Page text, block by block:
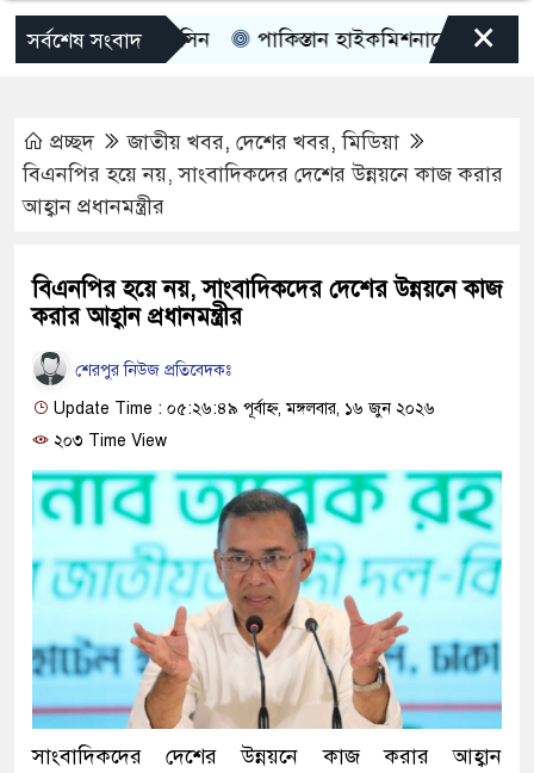
সর্বশেষ সংবাদ
কাজী জেসিন পাকিস্তান হাইকমিশনারের বাসায় আগুন
×
প্রচ্ছদ জাতীয় খবর, দেশের খবর,মিডিয়া
বিএনপির হয়ে নয়, সাংবাদিকদের দেশের উন্নয়নে কাজ করার
আহ্বান প্রধানমন্ত্রীর
বিএনপির হয়ে নয়, সাংবাদিকদের দেশের উন্নয়নে কাজ
করার আহ্বান প্রধানমন্ত্রীর
শেরপুর নিউজ প্রতিবেদকঃ
Update Time : ০৫:২৬:৪৯ পূর্বাহ্ন, মঙ্গলবার, ১৬ জুন ২০২৬
২০৩ Time View
সাংবাদিকদের দেশের উন্নয়নে কাজ করার আহ্বান